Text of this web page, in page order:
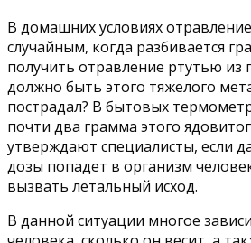
В домашних условиях
случайным, когда разбивается
получить отравление ртутью из
должно быть этого тяжелого
пострадал? В бытовых
почти два грамма этого
утверждают специалисты, если
дозы попадет в организм
вызвать летальный исход.
В данной ситуации многое